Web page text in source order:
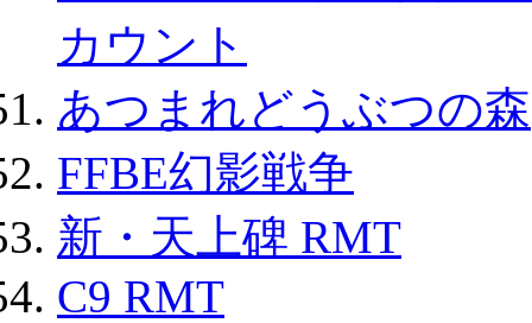
カウント
あつまれどうぶつの森
FFBE幻影戦争
新・天上碑 RMT
C9 RMT